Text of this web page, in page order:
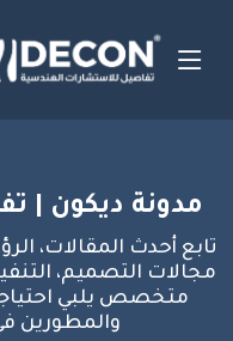
مدونة ديكون |
تابع أحدث المقالات،
مجالات التصميم،
متخصص يلبي
والمطورين